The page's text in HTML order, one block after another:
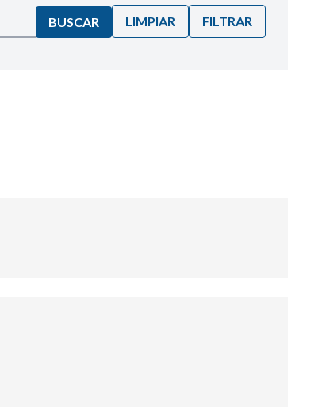
BUSCAR LIMPIAR FILTRAR